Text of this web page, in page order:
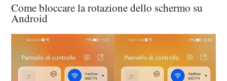
Come bloccare la rotazione dello schermo su
Android